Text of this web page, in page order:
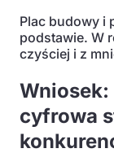
Plac budowy i
podstawie. W
czyściej i z
cyfrowa